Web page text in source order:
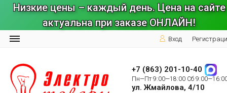
Низкие цены – каждый день. Цена на сайте
актуальна при заказе ОНЛАЙН!
Вход
+7 (863) 201-10-40
Пн—Пт 9:00—18:00 Сб
ул. Жмайлова, 4/10